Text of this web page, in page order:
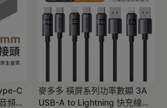
C
頻
麥多多 橫屏系列功率數顯 3A
USB-A to Lightning 快充線